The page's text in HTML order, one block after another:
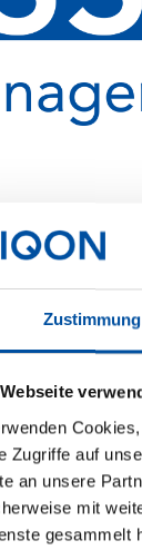
Zustimmung
Webseite
Zugriffe auf
an unsere
mit
gesammelt
Diese
am
unserer